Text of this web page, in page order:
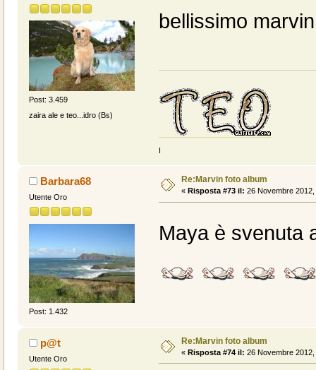
Post: 3.459
zaira ale e teo...idro (Bs)
bellissimo
I
Barbara68
Utente Oro
Post: 1.432
Re:Marvin foto album
« Risposta #73 il: 26 Novembre
Maya è svenuta
p@t
Utente Oro
Re:Marvin foto album
« Risposta #74 il: 26 Novembre